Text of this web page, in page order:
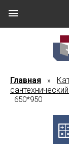
Главная »
650*950